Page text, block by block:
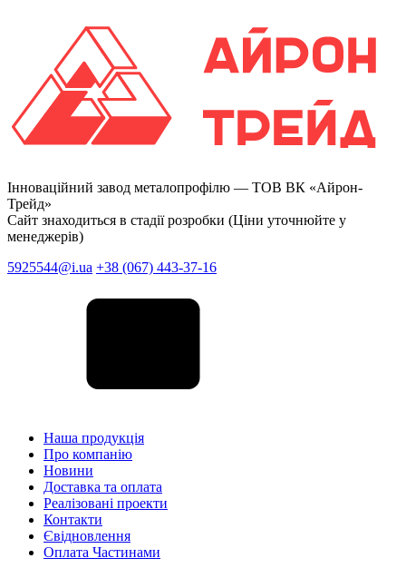
Інноваційний завод металопрофілю — ТОВ ВК «Айрон-
Трейд»
Сайт знаходиться в стадії розробки (Ціни уточнюйте у
менеджерів)
5925544@i.ua +38 (067) 443-37-16
Наша продукція
Про компанію
Новини
Доставка та оплата
Реалізовані проекти
Контакти
Євідновлення
Оплата Частинами